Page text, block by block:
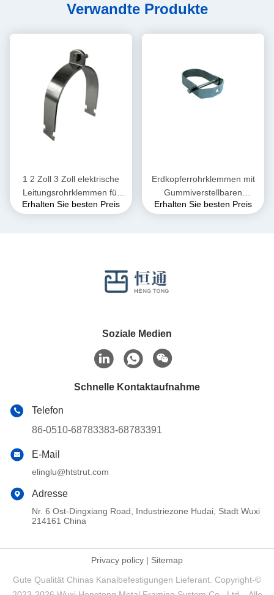
Verwandte Produkte
1 2 Zoll 3 Zoll elektrische
Leitungsrohrklemmen für
Sanitäranlagen
Erhalten Sie besten Preis
Erdkopferrohrklemmen mit
Gummiverstellbaren
Klevishängern
Erhalten Sie besten Preis
Soziale Medien
Schnelle Kontaktaufnahme
Telefon
86-0510-68783383-68783391
E-Mail
elinglu@htstrut.com
Adresse
Nr. 6 Ost-Dingxiang Road, Industriezone Hudai, Stadt Wuxi
214161 China
Privacy policy | Sitemap
Gute Qualität Chinas Kanalbefestigungen Lieferant. Copyright-©